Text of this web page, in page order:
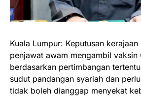
Kuala Lumpur: Keputusan
penjawat awam mengambil vaksin
berdasarkan pertimbangan
sudut pandangan syariah dan
tidak boleh dianggap menyekat